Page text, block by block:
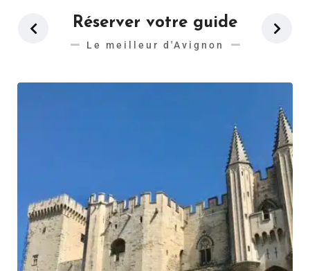
Réserver votre guide
Le meilleur d'Avignon